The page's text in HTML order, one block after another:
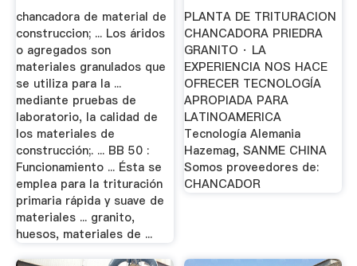
chancadora de material de
construccion; ... Los áridos
o agregados son
materiales granulados que
se utiliza para la ...
mediante pruebas de
laboratorio, la calidad de
los materiales de
construcción;. ... BB 50 :
Funcionamiento ... Ésta se
emplea para la trituración
primaria rápida y suave de
materiales ... granito,
huesos, materiales de ...
PLANTA DE TRITURACION
CHANCADORA PRIEDRA
GRANITO · LA
EXPERIENCIA NOS HACE
OFRECER TECNOLOGÍA
APROPIADA PARA
LATINOAMERICA
Tecnología Alemania
Hazemag, SANME CHINA
Somos proveedores de:
CHANCADOR